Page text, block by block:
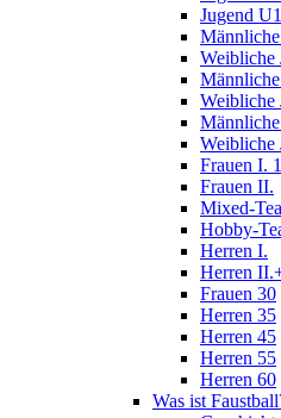
Jugend
Weibliche
Weibliche
Weibliche
Frauen I.
Frauen II.
Mixed-
Hobby-
Herren I.
Herren
Frauen 30
Herren 35
Herren 45
Herren 55
Herren 60
Was ist